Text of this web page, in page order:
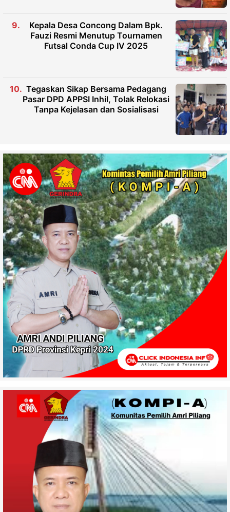
Kepala Desa Concong Dalam Bpk.
Fauzi Resmi Menutup Tournamen
Futsal Conda Cup IV 2025
Tegaskan Sikap Bersama Pedagang
Pasar DPD APPSI Inhil, Tolak Relokasi
Tanpa Kejelasan dan Sosialisasi